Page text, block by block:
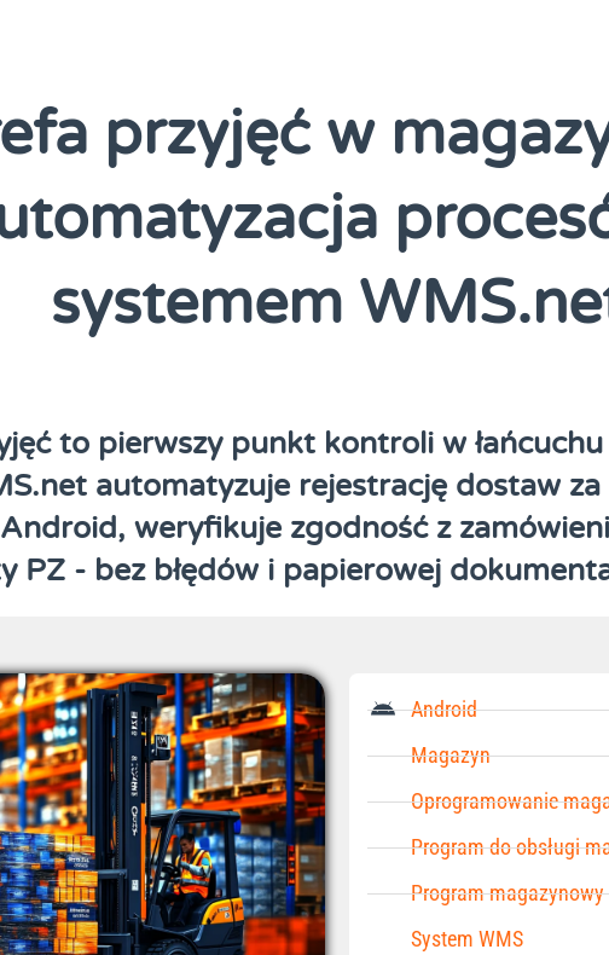
przyjęć w
systemem
to pierwszy punkt kontroli w
automatyzuje rejestrację dostaw
weryfikuje zgodność z
PZ - bez błędów i papierowej
Android
Magazyn
Oprogramowanie
Program do obsługi
Program magazynowy
System WMS